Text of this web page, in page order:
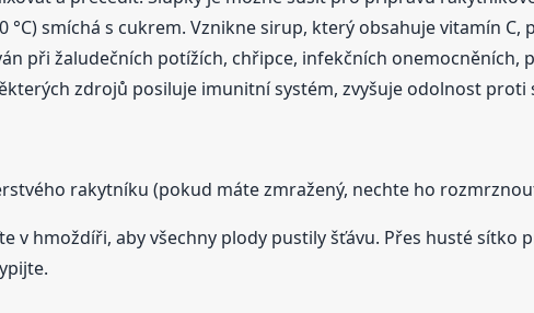
°C) smíchá s cukrem. Vznikne sirup, který obsahuje vitamín C,
při žaludečních potížích, chřipce, infekčních
zdrojů posiluje imunitní systém, zvyšuje odolnost
rakytníku (pokud máte zmražený, nechte ho
v hmoždíři, aby všechny plody pustily šťávu. Přes husté sítko